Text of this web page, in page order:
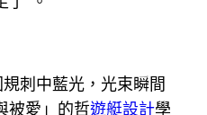
規刺中藍光，光束瞬間
被愛」的哲遊艇設計學